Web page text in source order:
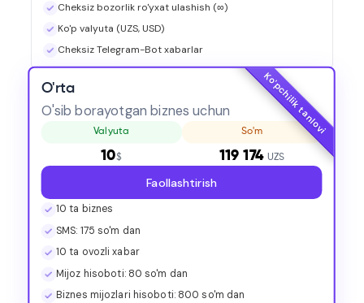
Cheksiz bozorlik ro'yxat ulashish (∞)
Ko'p valyuta (UZS, USD)
Cheksiz Telegram-Bot xabarlar
Ko'pchilik tanlovi
O'rta
O'sib borayotgan biznes uchun
Valyuta
10$
So'm
119 174UZS
Faollashtirish
10 ta biznes
SMS: 175 so'm dan
10 ta ovozli xabar
Mijoz hisoboti: 80 so'm dan
Biznes mijozlari hisoboti: 800 so'm dan